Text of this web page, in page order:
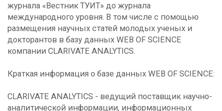
журнала «Вестник ТУИТ» до журнала
международного уровня. В том числе с помощью
размещения научных статей молодых ученых и
докторантов в базу данных WEB OF SCIENCE
компании CLARIVATE ANALYTICS.
Краткая информация о базе данных WEB OF SCIENCE:
CLARIVATE ANALYTICS - ведущий поставщик научно-
аналитической информации, информационных